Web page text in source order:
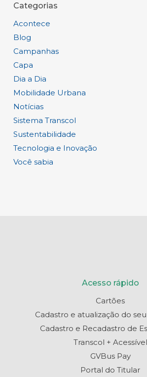
Categorias
Acontece
Blog
Campanhas
Capa
Dia a Dia
Mobilidade Urbana
Notícias
Sistema Transcol
Sustentabilidade
Tecnologia e Inovação
Você sabia
Acesso rápido
Cartões
Cadastro e atualização do
Cadastro e Recadastro de
Transcol + Acessível
GVBus Pay
Portal do Titular